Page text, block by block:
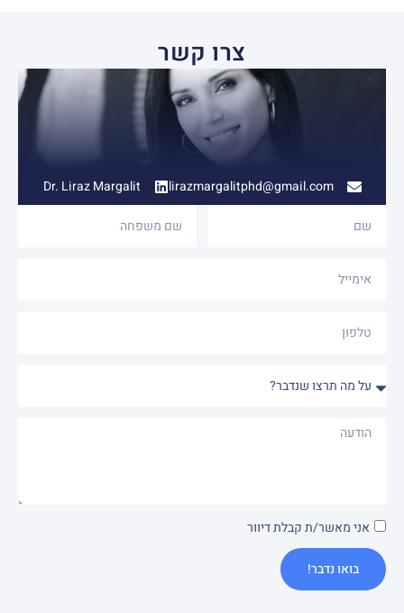
צרו קשר
lirazmargalitphd@gmail.com
Dr. Liraz Margalit
אני מאשר/ת קבלת דיוור
בואו נדבר!